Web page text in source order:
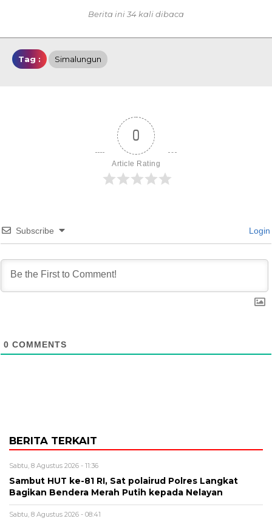
Berita ini 34 kali dibaca
Tag : Simalungun
0
Article Rating
Subscribe Login
0 COMMENTS
BERITA TERKAIT
Sabtu, 8 Agustus 2026 - 11:36
Sambut HUT ke-81 RI, Sat polairud Polres Langkat
Bagikan Bendera Merah Putih kepada Nelayan
Sabtu, 8 Agustus 2026 - 08:41